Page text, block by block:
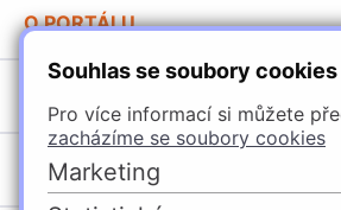
Souhlas se soubory cookies
Pro více informací si můžete
zacházíme se soubory cookies
Marketing
Stavební katalog Häfele
Brožury Häfele
O PORTÁLU
Provozovatel portálu
Jak používat portál
Úchytky
Nábytkové kování
POBOČKY